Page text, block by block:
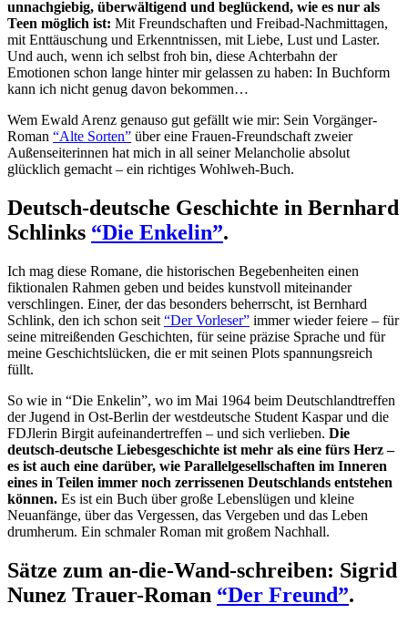
unnachgiebig, überwältigend und beglückend, wie es nur als
Teen möglich ist: Mit Freundschaften und Freibad-Nachmittagen,
mit Enttäuschung und Erkenntnissen, mit Liebe, Lust und Laster.
Und auch, wenn ich selbst froh bin, diese Achterbahn der
Emotionen schon lange hinter mir gelassen zu haben: In Buchform
kann ich nicht genug davon bekommen…
Wem Ewald Arenz genauso gut gefällt wie mir: Sein Vorgänger-
Roman “Alte Sorten” über eine Frauen-Freundschaft zweier
Außenseiterinnen hat mich in all seiner Melancholie absolut
glücklich gemacht – ein richtiges Wohlweh-Buch.
Deutsch-deutsche Geschichte in Bernhard
Schlinks “Die Enkelin”.
Ich mag diese Romane, die historischen Begebenheiten einen
fiktionalen Rahmen geben und beides kunstvoll miteinander
verschlingen. Einer, der das besonders beherrscht, ist Bernhard
Schlink, den ich schon seit “Der Vorleser” immer wieder feiere – für
seine mitreißenden Geschichten, für seine präzise Sprache und für
meine Geschichtslücken, die er mit seinen Plots spannungsreich
füllt.
So wie in “Die Enkelin”, wo im Mai 1964 beim Deutschlandtreffen
der Jugend in Ost-Berlin der westdeutsche Student Kaspar und die
FDJlerin Birgit aufeinandertreffen – und sich verlieben. Die
deutsch-deutsche Liebesgeschichte ist mehr als eine fürs Herz –
es ist auch eine darüber, wie Parallelgesellschaften im Inneren
eines in Teilen immer noch zerrissenen Deutschlands entstehen
können. Es ist ein Buch über große Lebenslügen und kleine
Neuanfänge, über das Vergessen, das Vergeben und das Leben
drumherum. Ein schmaler Roman mit großem Nachhall.
Sätze zum an-die-Wand-schreiben: Sigrid
Nunez Trauer-Roman “Der Freund”.